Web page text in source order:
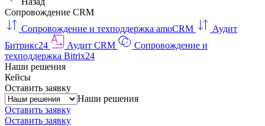
Сопровождение CRM
Сопровождение и техподдержка amoCRM
Аудит
Битрикс24
Аудит CRM
Сопровождение и
техподдержка Bitrix24
Наши решения
Кейсы
Оставить заявку
Наши решения
Оставить заявку
Оставить заявку